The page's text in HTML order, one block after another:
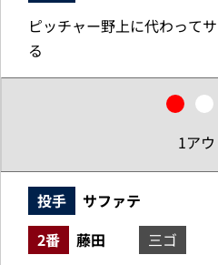
ピッチャー野上に代わって
る
1アウ
投手
サファテ
2番
藤田
三ゴ